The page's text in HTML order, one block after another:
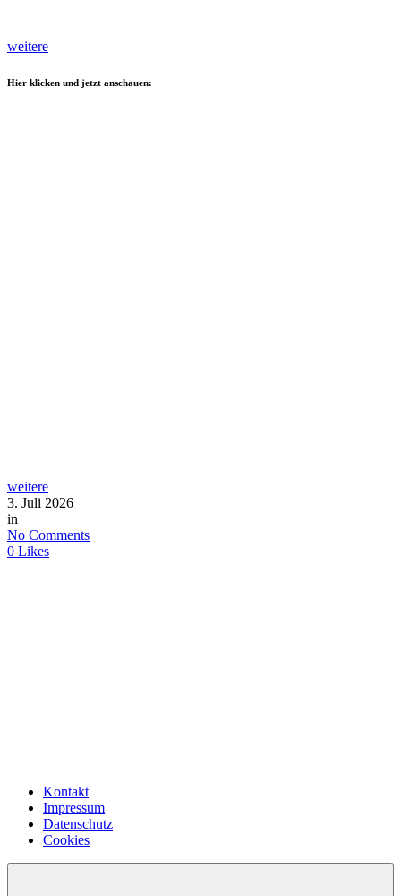
weitere
Hier klicken und jetzt anschauen:
weitere
3. Juli 2026
in
No Comments
0 Likes
Kontakt
Impressum
Datenschutz
Cookies